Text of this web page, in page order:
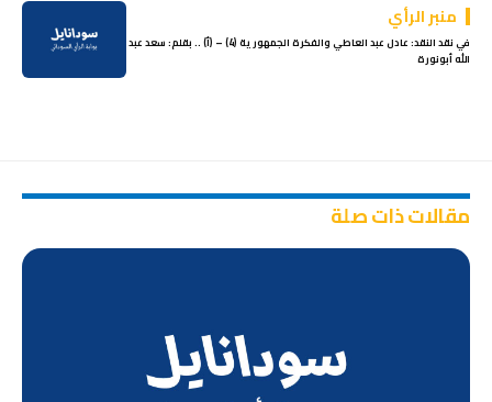
منبر الرأي
في نقد النقد: عادل عبد العاطي والفكرة الجمهورية (4) – (أ) .. بقلم: سعد عبد
الله أبونورة
مقالات ذات صلة